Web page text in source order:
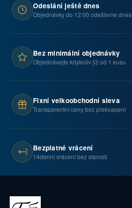
Odeslání ještě dnes
Objednávky do 12:00 odešleme dnes
Bez minimální objednávky
Objednávejte kdykoliv již od 1 kusu
Fixní velkoobchodní sleva
Transparentní ceny bez překvapení
Bezplatné vrácení
14denní vrácení bez starostí